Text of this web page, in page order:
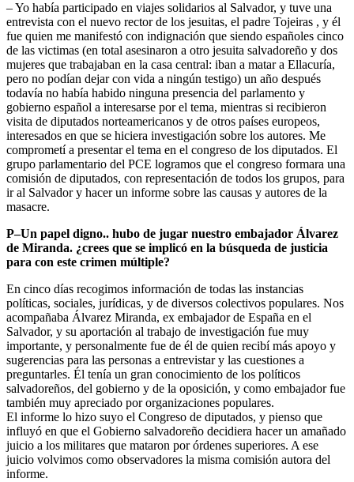
– Yo había participado en viajes solidarios al Salvador, y tuve una
entrevista con el nuevo rector de los jesuitas, el padre Tojeiras , y él
fue quien me manifestó con indignación que siendo españoles cinco
de las victimas (en total asesinaron a otro jesuita salvadoreño y dos
mujeres que trabajaban en la casa central: iban a matar a Ellacuría,
pero no podían dejar con vida a ningún testigo) un año después
todavía no había habido ninguna presencia del parlamento y
gobierno español a interesarse por el tema, mientras si recibieron
visita de diputados norteamericanos y de otros países europeos,
interesados en que se hiciera investigación sobre los autores. Me
comprometí a presentar el tema en el congreso de los diputados. El
grupo parlamentario del PCE logramos que el congreso formara una
comisión de diputados, con representación de todos los grupos, para
ir al Salvador y hacer un informe sobre las causas y autores de la
masacre.
P–Un papel digno.. hubo de jugar nuestro embajador Álvarez
de Miranda. ¿crees que se implicó en la búsqueda de justicia
para con este crimen múltiple?
En cinco días recogimos información de todas las instancias
políticas, sociales, jurídicas, y de diversos colectivos populares. Nos
acompañaba Álvarez Miranda, ex embajador de España en el
Salvador, y su aportación al trabajo de investigación fue muy
importante, y personalmente fue de él de quien recibí más apoyo y
sugerencias para las personas a entrevistar y las cuestiones a
preguntarles. Él tenía un gran conocimiento de los políticos
salvadoreños, del gobierno y de la oposición, y como embajador fue
también muy apreciado por organizaciones populares.
El informe lo hizo suyo el Congreso de diputados, y pienso que
influyó en que el Gobierno salvadoreño decidiera hacer un amañado
juicio a los militares que mataron por órdenes superiores. A ese
juicio volvimos como observadores la misma comisión autora del
informe.